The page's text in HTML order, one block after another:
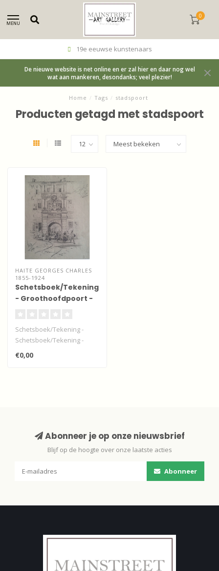
MENU
0
19e eeuwse kunstenaars
De nieuwe website is net online en er zal hier en daar nog wel
wat aan mankeren, desondanks; veel plezier!
Home / Tags / stadspoort
Producten getagd met stadspoort
HAITE GEORGES CHARLES
1855-1924
Schetsboek/Tekening
- Groothoofdpoort -
Schetsboek/Tekening -
Schetsboek/Tekening -
Groothoofdpoort -
Dordrecht. "The ..
€0,00
Abonneer je op onze nieuwsbrief
Blijf op de hoogte over onze laatste acties
Abonneer